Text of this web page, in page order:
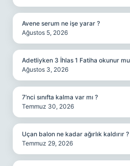
Avene serum ne işe yarar ?
Ağustos 5, 2026
Adetliyken 3 İhlas 1 Fatiha okunur
Ağustos 3, 2026
7’nci sınıfta kalma var mı ?
Temmuz 30, 2026
Uçan balon ne kadar ağırlık kaldırır ?
Temmuz 29, 2026